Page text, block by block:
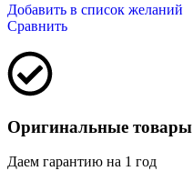
Добавить в список желаний
Сравнить
Оригинальные товары
Даем гарантию на 1 год